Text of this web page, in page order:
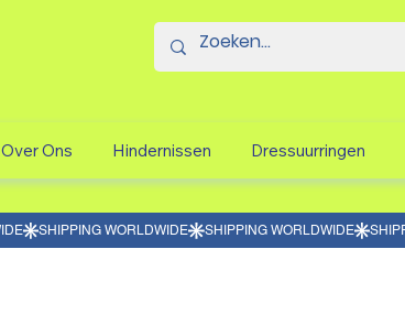
Over Ons Hindernissen Dressuurringen